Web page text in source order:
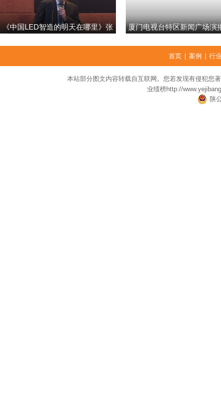
《中国LED智造的明天在哪里》张
厦门电视台特区新闻广场演
首页 案例 行
本站部分图文内容转载自互联网。您若发现有侵犯您
业绩榜http://
陕